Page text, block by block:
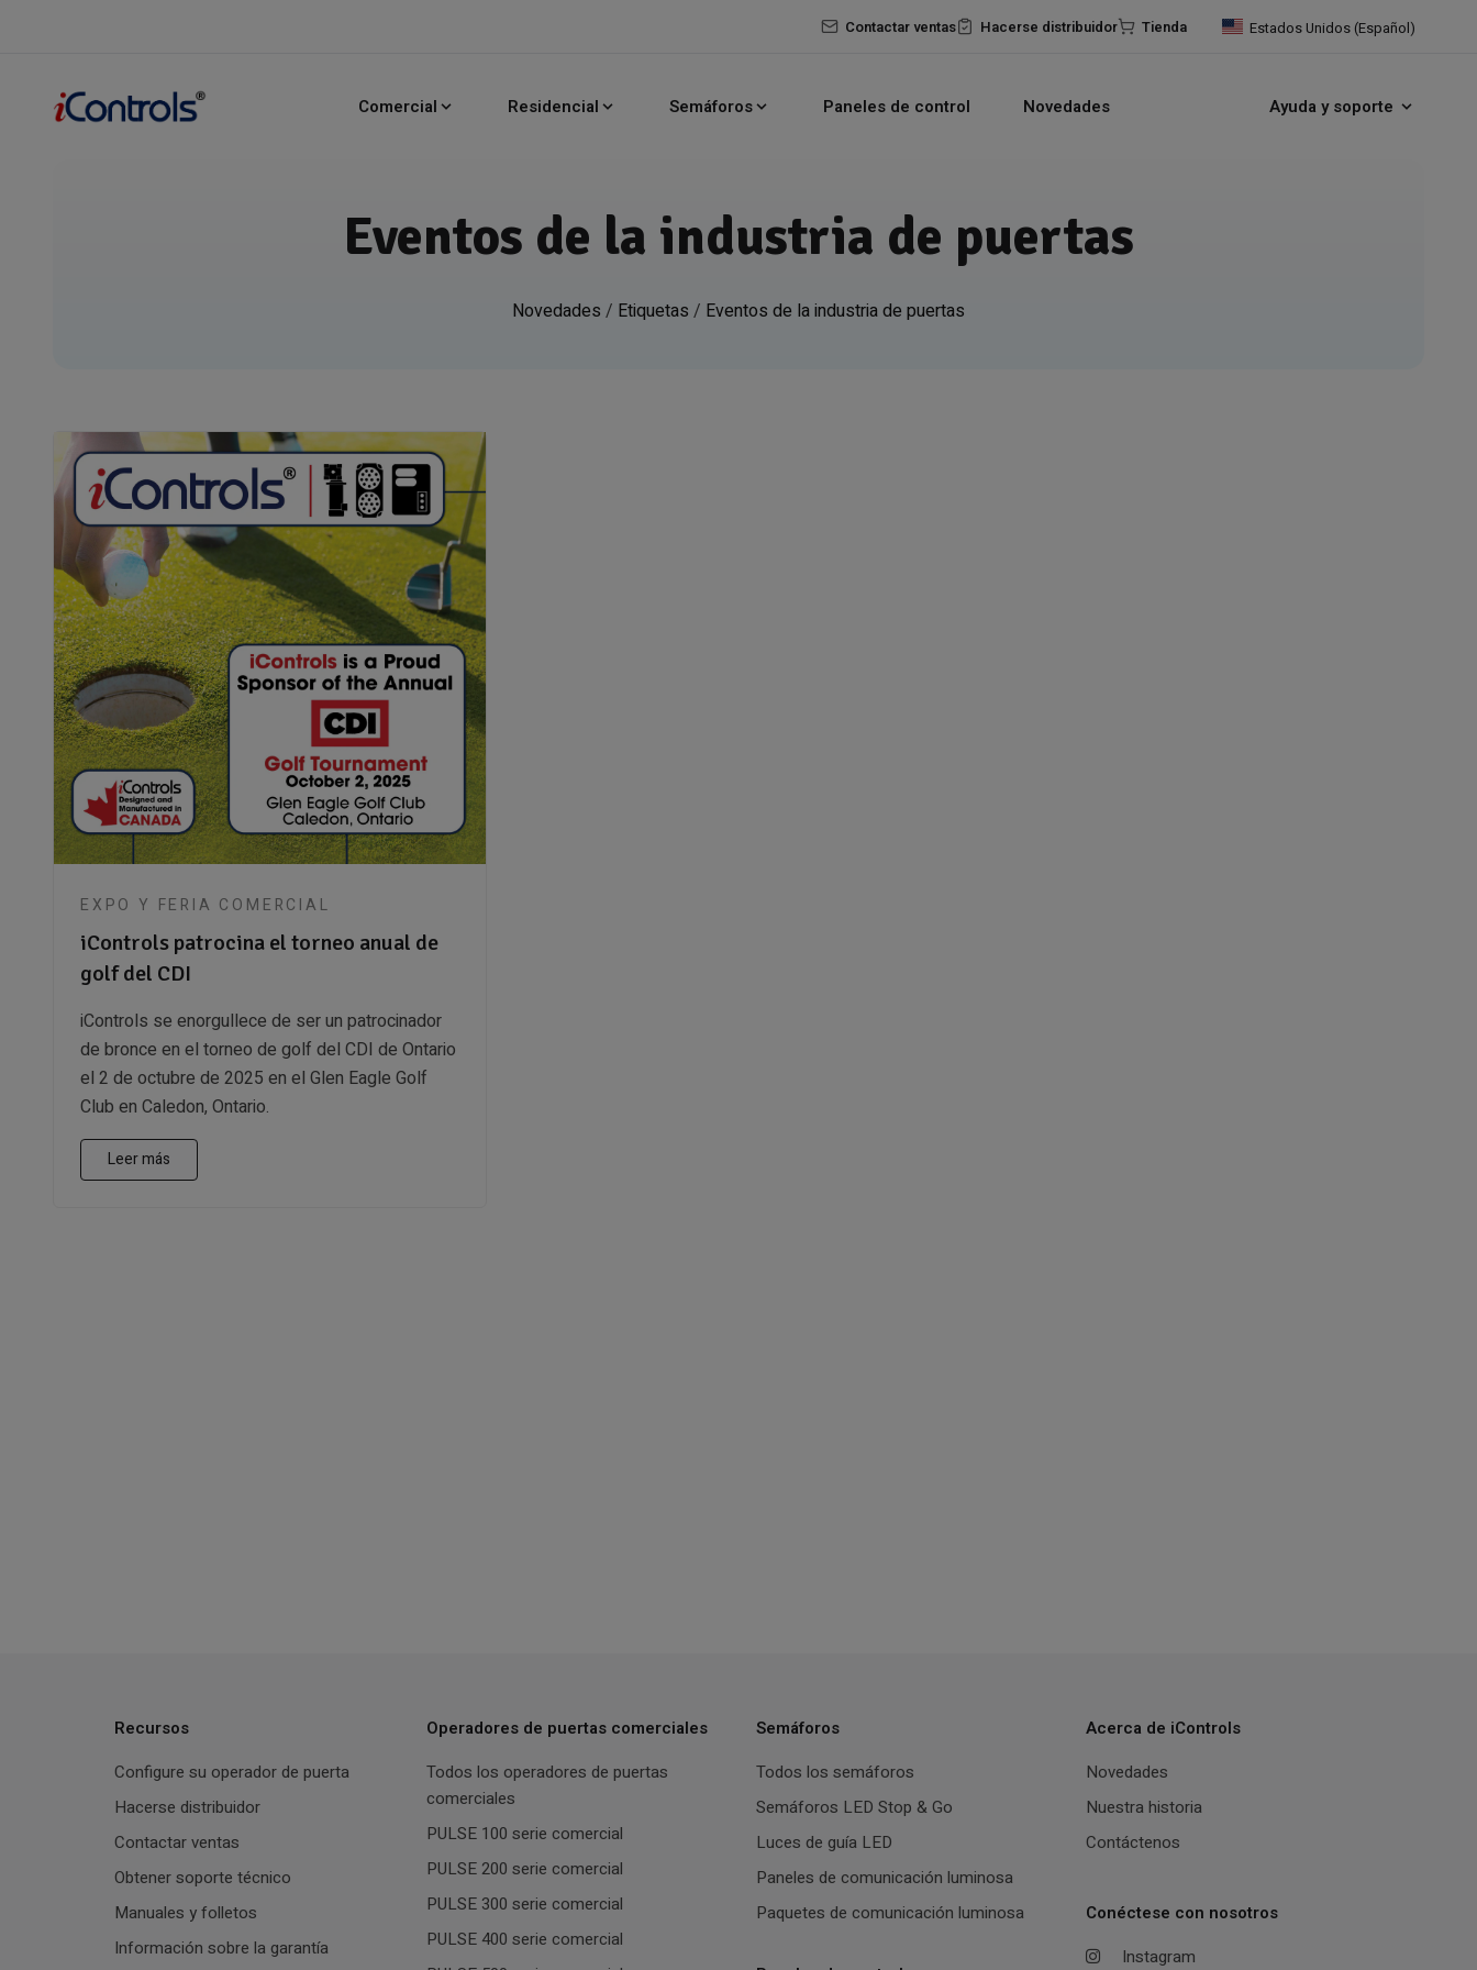
Contactar ventas Hacerse distribuidor Tienda Estados Unidos (Español)
Comercial Residencial Semáforos Paneles de control Novedades Ayuda y soporte
Eventos de la industria de puertas
Novedades / Etiquetas / Eventos de la industria de puertas
EXPO Y FERIA COMERCIAL
iControls patrocina el torneo anual de
golf del CDI
iControls se enorgullece de ser un patrocinador
de bronce en el torneo de golf del CDI de Ontario
el 2 de octubre de 2025 en el Glen Eagle Golf
Club en Caledon, Ontario.
Leer más
Recursos
Configure su operador de puerta
Hacerse distribuidor
Contactar ventas
Obtener soporte técnico
Manuales y folletos
Información sobre la garantía
Operadores de puertas comerciales
Todos los operadores de puertas
comerciales
PULSE 100 serie comercial
PULSE 200 serie comercial
PULSE 300 serie comercial
PULSE 400 serie comercial
Semáforos
Todos los semáforos
Semáforos LED Stop & Go
Luces de guía LED
Paneles de comunicación luminosa
Paquetes de comunicación luminosa
Acerca de iControls
Novedades
Nuestra historia
Contáctenos
Conéctese con nosotros
Instagram